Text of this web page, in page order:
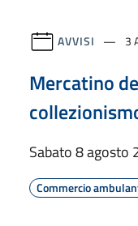
AVVISI 3
Mercatino
Sabato 8 agosto
Commercio